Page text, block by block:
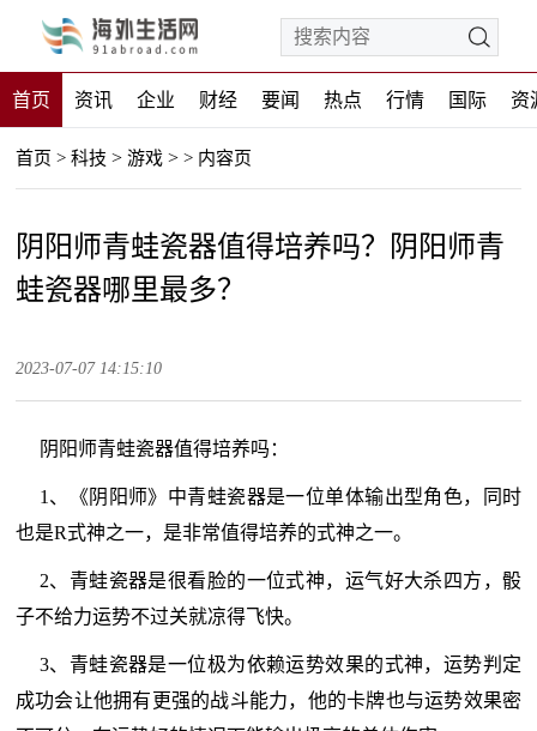
首页 资讯 企业 财经 要闻 热点 行情 国际 资
首页 > 科技 > 游戏 > > 内容页
阴阳师青蛙瓷器值得培养吗？阴阳师青
蛙瓷器哪里最多？
2023-07-07 14:15:10
阴阳师青蛙瓷器值得培养吗：
1、《阴阳师》中青蛙瓷器是一位单体输出型角色，同时
也是R式神之一，是非常值得培养的式神之一。
2、青蛙瓷器是很看脸的一位式神，运气好大杀四方，骰
子不给力运势不过关就凉得飞快。
3、青蛙瓷器是一位极为依赖运势效果的式神，运势判定
成功会让他拥有更强的战斗能力，他的卡牌也与运势效果密